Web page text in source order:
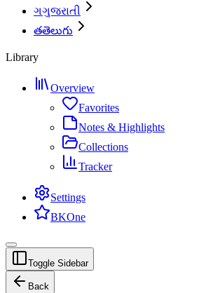
ગગુજરાતી
తతెలుగు
Library
Overview
Favorites
Notes & Highlights
Collections
Tracker
Settings
BKOne
Toggle Sidebar
Back